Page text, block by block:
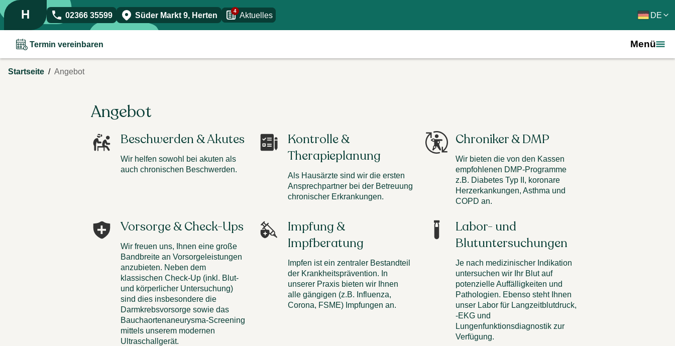
H 02366 35599 Süder Markt 9, Herten 4 Aktuelles DE
Termin vereinbaren Menü
Startseite / Angebot
Angebot
Beschwerden & Akutes
Wir helfen sowohl bei akuten als
auch chronischen Beschwerden.
Kontrolle &
Therapieplanung
Als Hausärzte sind wir die ersten
Ansprechpartner bei der Betreuung
chronischer Erkrankungen.
Chroniker & DMP
Wir bieten die von den Kassen
empfohlenen DMP-Programme
z.B. Diabetes Typ II, koronare
Herzerkankungen, Asthma und
COPD an.
Vorsorge & Check-Ups
Wir freuen uns, Ihnen eine große
Bandbreite an Vorsorgeleistungen
anzubieten. Neben dem
klassischen Check-Up (inkl. Blut-
und körperlicher Untersuchung)
sind dies insbesondere die
Darmkrebsvorsorge sowie das
Bauchaortenaneurysma-Screening
mittels unserem modernen
Ultraschallgerät.
Impfung &
Impfberatung
Impfen ist ein zentraler Bestandteil
der Krankheitsprävention. In
unserer Praxis bieten wir Ihnen
alle gängigen (z.B. Influenza,
Corona, FSME) Impfungen an.
Labor- und
Blutuntersuchungen
Je nach medizinischer Indikation
untersuchen wir Ihr Blut auf
potenzielle Auffälligkeiten und
Pathologien. Ebenso steht Ihnen
unser Labor für Langzeitblutdruck,
-EKG und
Lungenfunktionsdiagnostik zur
Verfügung.